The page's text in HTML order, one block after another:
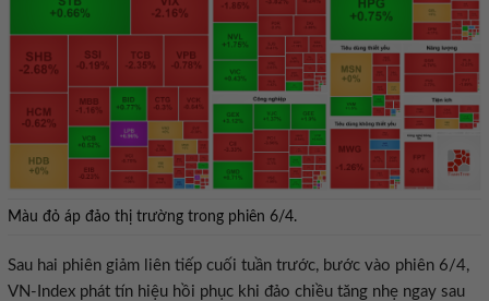
Màu đỏ áp đảo thị trường trong phiên 6/4.
Sau hai phiên giảm liên tiếp cuối tuần trước, bước vào phiên 6/4,
VN-Index phát tín hiệu hồi phục khi đảo chiều tăng nhẹ ngay sau